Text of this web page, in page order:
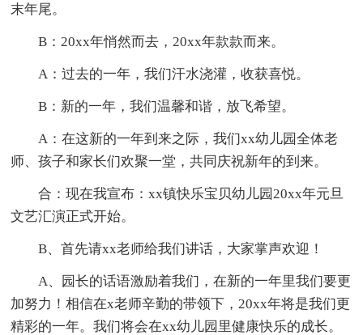
末年尾。
B：20xx年悄然而去，20xx年款款而来。
A：过去的一年，我们汗水浇灌，收获喜悦。
B：新的一年，我们温馨和谐，放飞希望。
A：在这新的一年到来之际，我们xx幼儿园全体老
师、孩子和家长们欢聚一堂，共同庆祝新年的到来。
合：现在我宣布：xx镇快乐宝贝幼儿园20xx年元旦
文艺汇演正式开始。
B、首先请xx老师给我们讲话，大家掌声欢迎！
A、园长的话语激励着我们，在新的一年里我们要更
加努力！相信在x老师辛勤的带领下，20xx年将是我们更
精彩的一年。我们将会在xx幼儿园里健康快乐的成长。